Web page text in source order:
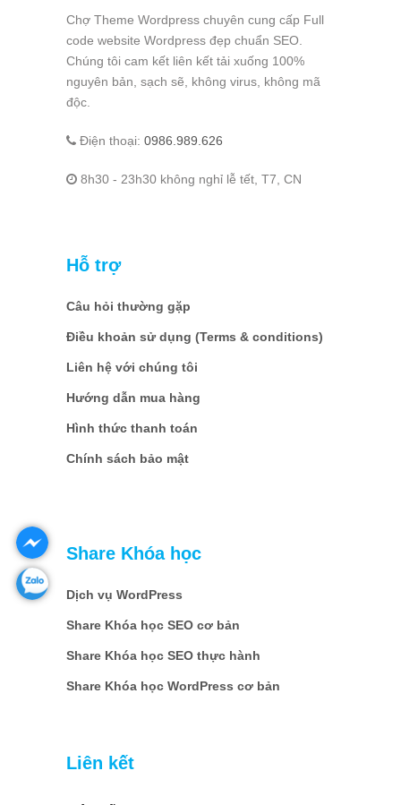
Chợ Theme Wordpress chuyên cung cấp Full
code website Wordpress đẹp chuẩn SEO.
Chúng tôi cam kết liên kết tải xuống 100%
nguyên bản, sạch sẽ, không virus, không mã
độc.
Điện thoại: 0986.989.626
8h30 - 23h30 không nghỉ lễ tết, T7, CN
Hỗ trợ
Câu hỏi thường gặp
Điều khoản sử dụng (Terms & conditions)
Liên hệ với chúng tôi
Hướng dẫn mua hàng
Hình thức thanh toán
Chính sách bảo mật
Share Khóa học
Dịch vụ WordPress
Share Khóa học SEO cơ bản
Share Khóa học SEO thực hành
Share Khóa học WordPress cơ bản
Liên kết